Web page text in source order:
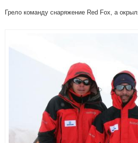
Грело команду снаряжение Red Fox, а